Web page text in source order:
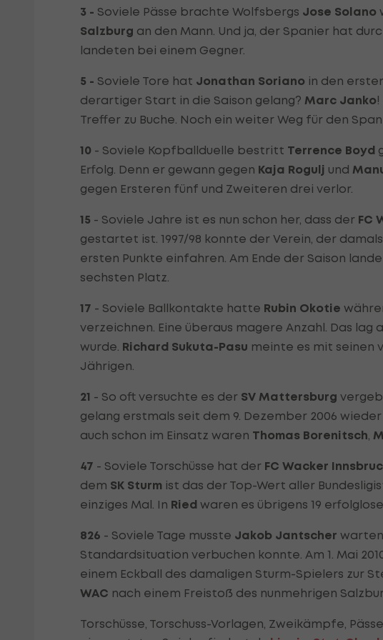
3 - Soviele Pässe brachte Wolfsbergs Jose Solano
Salzburg an den Mann. Und ja, der Spanier hat
landeten bei einem Gegner.
5 - Soviele Tore hat Jonathan Soriano in den
derartiger Start in die Saison gelang? Marc Janko
Treffer zu Buche. Noch ein weiter Weg für den
10 - Soviele Kopfballduelle bestritt Terrence Boyd
Erfolg. Denn er gewann gegen Kaja Rogulj und
gegen Ersteren fünf und Zweiteren drei verlor.
15 - Soviele Jahre ist es nun schon her, dass der FC
gestartet ist. 1997/98 konnte der Verein, der
ersten Punkte einfahren. Am Ende der Saison
sechsten Platz.
17 - Soviele Ballkontakte hatte Rubin Okotie
verzeichnen. Eine überaus magere Anzahl. Das
wurde. Richard Sukuta-Pasu meinte es mit seinen
Jährigen.
21 - So oft versuchte es der SV Mattersburg
gelang erstmals seit dem 9. Dezember 2006
auch schon im Einsatz waren Thomas Borenitsch,
47 - Soviele Torschüsse hat der FC Wacker
dem SK Sturm ist das der Top-Wert aller
einziges Mal. In Ried waren es übrigens 19
826 - Soviele Tage musste Jakob Jantscher
Standardsituation verbuchen konnte. Am 1. Mai
einem Eckball des damaligen Sturm-Spielers zur
WAC nach einem Freistoß des nunmehrigen
Torschüsse, Torschuss-Vorlagen, Zweikämpfe,